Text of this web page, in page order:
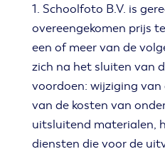
1. Schoolfoto B.V. is
overeengekomen prijs
een of meer van de
zich na het sluiten van
voordoen: wijziging
van de kosten van
uitsluitend materialen,
diensten die voor de